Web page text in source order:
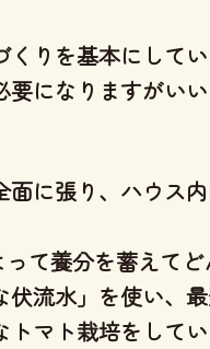
り を基本にしてい
になりますがい
に張り、ハウス
て養分を蓄えてど
流水」を使い、
マト栽培をしてい